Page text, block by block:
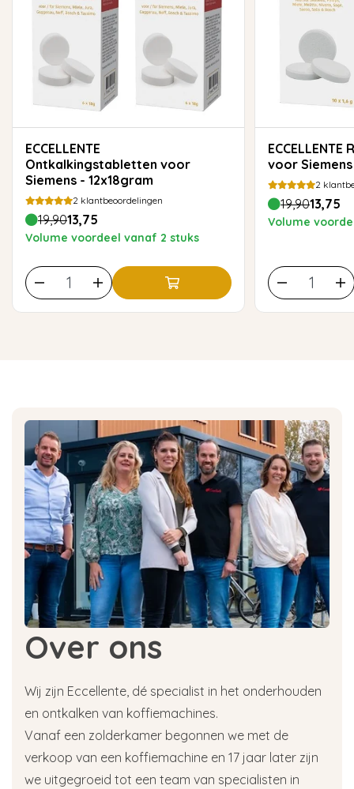
ECCELLENTE
Ontkalkingstabletten voor
Siemens - 12x18gram
2 klantbeoordelingen
19,9013,75
Volume voordeel vanaf 2 stuks
ECCELLENTE Reinigingstabletten
voor
2
19,9013,75
Volume
Over ons
Wij zijn Eccellente, dé specialist in het onderhouden
en ontkalken van koffiemachines.
Vanaf een zolderkamer begonnen we met de
verkoop van een koffiemachine en 17 jaar later zijn
we uitgegroeid tot een team van specialisten in